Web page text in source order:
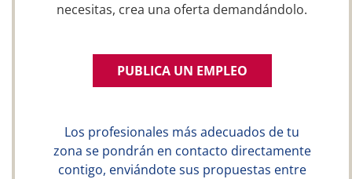
necesitas, crea una oferta demandándolo.
PUBLICA UN EMPLEO
Los profesionales más adecuados de tu
zona se pondrán en contacto directamente
contigo, enviándote sus propuestas entre